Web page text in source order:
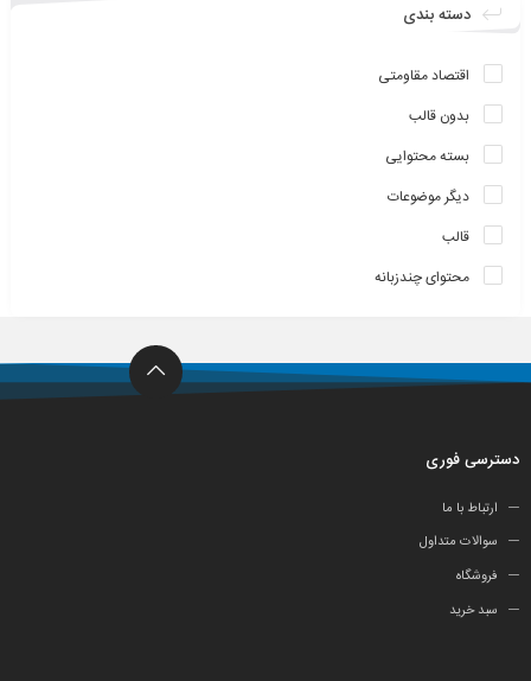
دسته بندی
اقتصاد مقاومتی
بدون قالب
بسته محتوایی
دیگر موضوعات
قالب
محتوای چندزبانه
دسترسی فوری
ارتباط با ما
سوالات متداول
فروشگاه
سبد خرید